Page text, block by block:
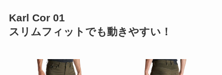
Karl Cor 01
スリムフィットでも動きやすい！